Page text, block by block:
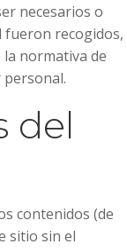
necesarios o
fueron recogidos,
normativa de
personal.
del
contenidos (de
sitio sin el